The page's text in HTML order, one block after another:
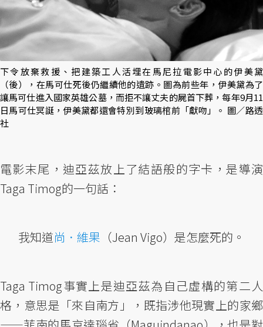
下令放棄救援、把建築工人活埋在馬尼拉電影中心的伊美黛
（後），在馬可仕死後仍繼續他的遺跡。圖為前些年，伊美黛為了
讓馬可仕進入國家英雄公墓，而拒不讓丈夫的屍首下葬，每年9月11
日馬可仕冥誕，伊美黛都還會特別到玻璃棺前「獻吻」。 圖／路透
社
電影末尾，迪亞茲放上了結語般的字卡，是導演
Taga Timog的一句話：
我知道尚．維果 （Jean Vigo）是怎麼死的。
Taga Timog事實上是迪亞茲為自己虛構的第二人
格，意思是「來自南方」，既指涉他現實上的家鄉